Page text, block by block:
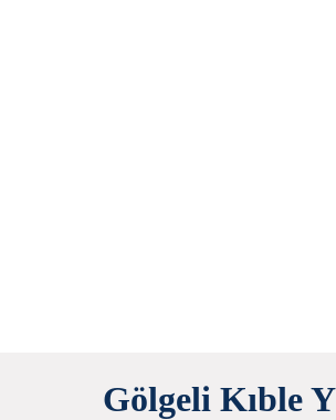
Gölgeli Kıble